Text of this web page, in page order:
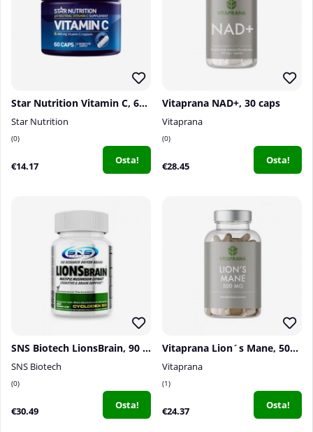
Star Nutrition Vitamin C, 60 caps
Star Nutrition
0
€14.17 Osta!
Vitaprana NAD+, 30 caps
Vitaprana
0
€28.45 Osta!
SNS Biotech LionsBrain, 90 caps
SNS Biotech
0
€30.49 Osta!
Vitaprana Lion´s Mane, 500 mg, 100 caps
Vitaprana
1
€24.37 Osta!